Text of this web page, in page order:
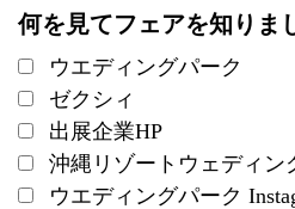
何を見てフェアを知りま
ウエディングパーク
ゼクシィ
出展企業HP
沖縄リゾートウェディン
ウエディングパーク